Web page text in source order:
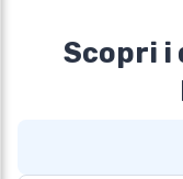
Scopri i